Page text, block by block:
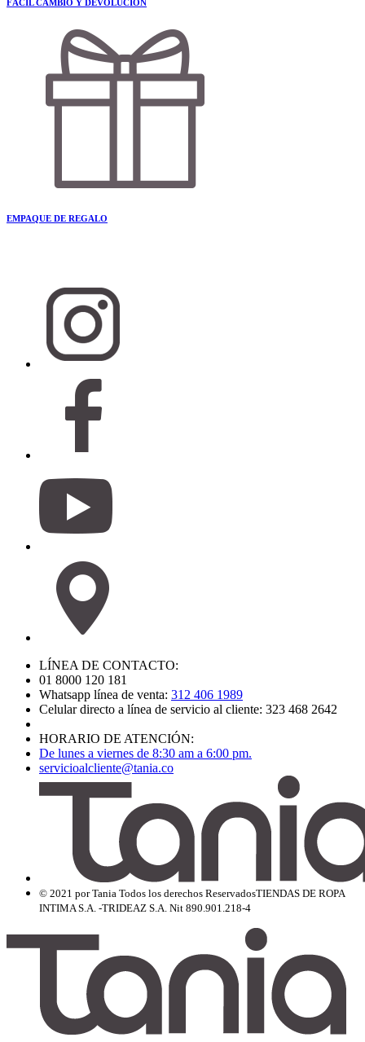
FÁCIL CAMBIO Y DEVOLUCIÓN
EMPAQUE DE REGALO
LÍNEA DE CONTACTO:
01 8000 120 181
Whatsapp línea de venta: 312 406 1989
Celular directo a línea de servicio al cliente: 323 468 2642
HORARIO DE ATENCIÓN:
De lunes a viernes de 8:30 am a 6:00 pm.
servicioalcliente@tania.co
© 2021 por Tania Todos los derechos ReservadosTIENDAS DE ROPA
INTIMA S.A. -TRIDEAZ S.A. Nit 890.901.218-4